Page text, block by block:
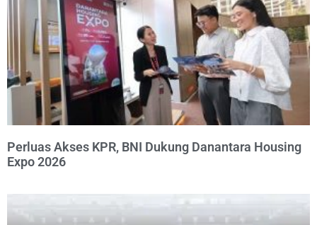
Perluas Akses KPR, BNI Dukung Danantara Housing
Expo 2026